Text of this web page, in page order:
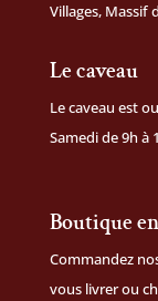
Villages, Massif
Le caveau
Le caveau est
Samedi de 9h à
Boutique
Commandez
vous livrer ou